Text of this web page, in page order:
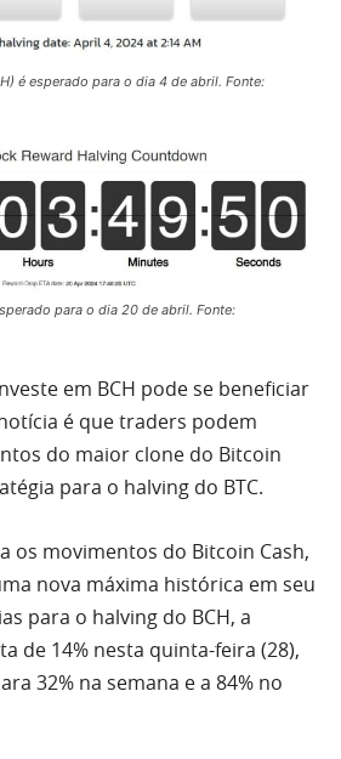
é esperado para o dia 4 de abril. Fonte:
para o dia 20 de abril. Fonte:
em BCH pode se beneficiar
é que traders podem
do maior clone do Bitcoin
para o halving do BTC.
os movimentos do Bitcoin Cash,
nova máxima histórica em seu
para o halving do BCH, a
de 14% nesta quinta-feira (28),
32% na semana e a 84% no